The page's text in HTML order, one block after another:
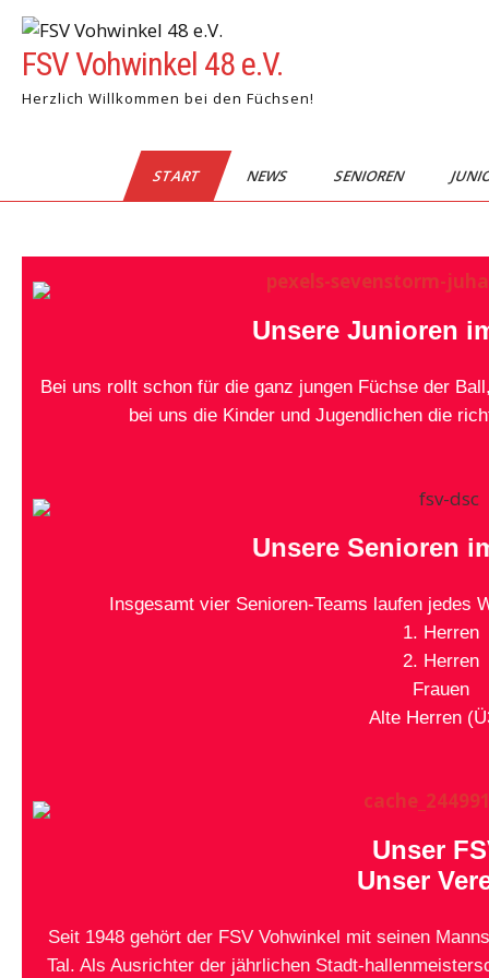
FSV Vohwinkel 48 e.V.
Herzlich Willkommen bei den Füchsen!
START NEWS SENIOREN
Unsere Junioren
Bei uns rollt schon für die ganz jungen Füchse der
bei uns die Kinder und Jugendlichen die
Unsere Senioren
Insgesamt vier Senioren-Teams laufen jedes
1. Herren
2. Herren
Frauen
Alte Herren
Unser
Unser
Seit 1948 gehört der FSV Vohwinkel mit seinen
Tal. Als Ausrichter der jährlichen Stadt-